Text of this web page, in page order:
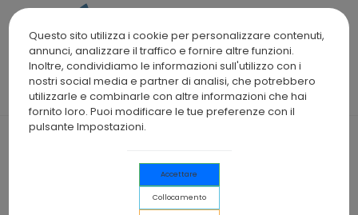
Questo sito utilizza i cookie per personalizzare contenuti,
annunci, analizzare il traffico e fornire altre funzioni.
Inoltre, condividiamo le informazioni sull'utilizzo con i
nostri social media e partner di analisi, che potrebbero
utilizzarle e combinarle con altre informazioni che hai
fornito loro. Puoi modificare le tue preferenze con il
pulsante Impostazioni.
Accettare
Collocamento
0
Home > Box Doccia > Box Doccia 1 cristallo fisso + 2 porte
scorrevoli
2 PORTE SCORREVOLI